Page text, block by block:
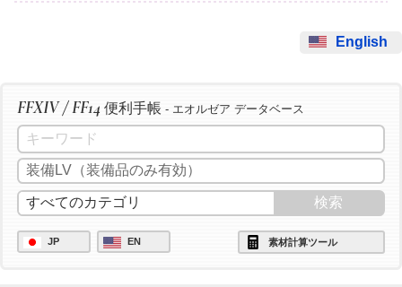
English
FFXIV / FF14 便利手帳 - エオルゼア データベース
JP EN 素材計算ツール